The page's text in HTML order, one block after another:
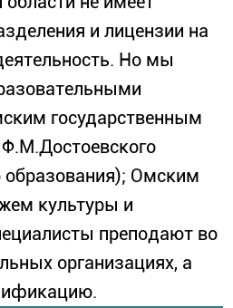
и лицензии на
Но мы
государственным
образования); Омским
культуры и
преподают во
организациях, а